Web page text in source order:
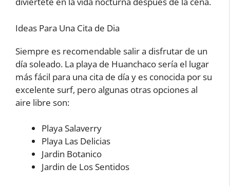
Ideas Para Una Cita de Dia
Siempre es recomendable salir a disfrutar de un
día soleado. La playa de Huanchaco sería el lugar
más fácil para una cita de día y es conocida por su
excelente surf, pero algunas otras opciones al
aire libre son:
Playa Salaverry
Playa Las Delicias
Jardin Botanico
Jardin de Los Sentidos